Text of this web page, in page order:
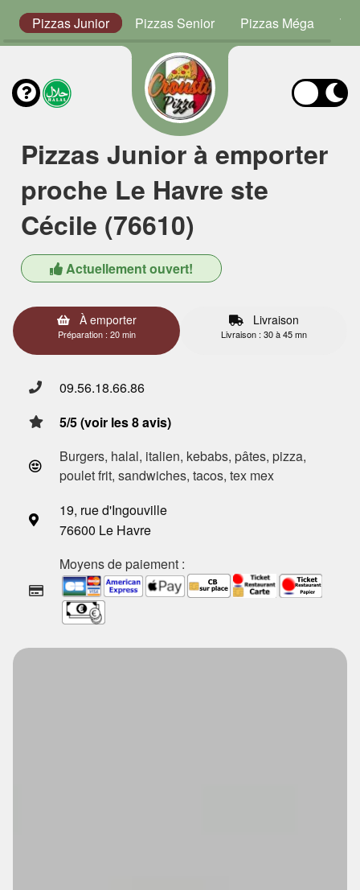
Pizzas Junior Pizzas Senior Pizzas Méga
Pizzas Junior à emporter
proche Le Havre ste
Cécile (76610)
Actuellement ouvert!
À emporter
Préparation : 20 min
Livraison
Livraison : 30 à 45 mn
09.56.18.66.86
5/5 (voir les 8 avis)
Burgers, halal, italien, kebabs, pâtes, pizza,
poulet frit, sandwiches, tacos, tex mex
19, rue d'Ingouville
76600 Le Havre
Moyens de paiement :